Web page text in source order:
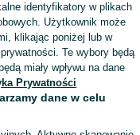
Wyświetlenia:
Wyślij wiadomość
identyfikatory w plikach
Użytkownik może
klikając poniżej lub w
Te wybory będą
miały wpływu na dane
Prywatności
dane w celu